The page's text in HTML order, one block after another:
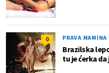
0 PRAVA
Brazilska
tu je ćerka da